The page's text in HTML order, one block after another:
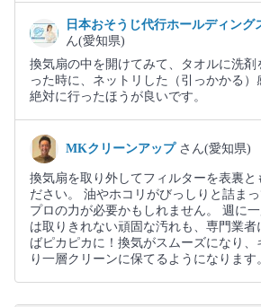
日本おそうじ代行ホールディング
ん(愛知県)
換気扇の中を開けてみて、タオルに洗
った時に、ネットリした（引っかかる
絶対に行ったほうが良いです。
MKクリーンアップ さん(愛知県)
換気扇を取り外してフィルターを表裏
ださい。 油やホコリがびっしりと詰ま
プロの力が必要かもしれません。 週に
は取りきれない頑固な汚れも、専門業
ばピカピカに！換気がスムーズになり、
り一層クリーンに保てるようになります